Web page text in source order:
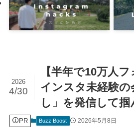
【半年で10万人フ
インスタ未経験の
し」を発信して
2026
4/30
PR Buzz Boost 2026年5月8日